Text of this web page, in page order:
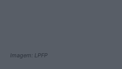
Imagem: LPFP